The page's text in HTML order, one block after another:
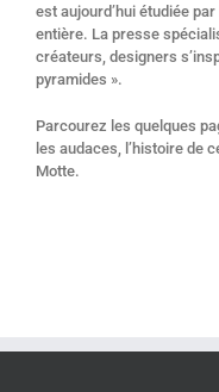
est aujourd’hui étudiée
entière. La presse
créateurs, designers
pyramides ».
Parcourez les quelques
les audaces, l’histoire de
Motte.